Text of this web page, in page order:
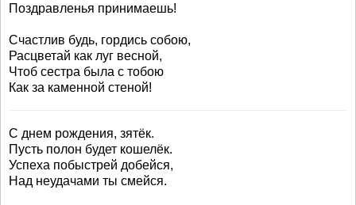
Поздравленья принимаешь!
Счастлив будь, гордись собою,
Расцветай как луг весной,
Чтоб сестра была с тобою
Как за каменной стеной!
С днем рождения, зятёк.
Пусть полон будет кошелёк.
Успеха побыстрей добейся,
Над неудачами ты смейся.